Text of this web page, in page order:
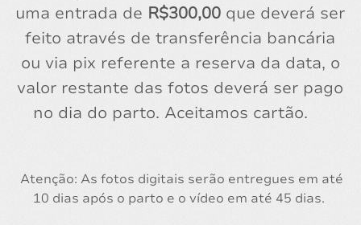
uma entrada de R$300,00 que deverá ser
feito através de transferência bancária
ou via pix referente a reserva da data, o
valor restante das fotos deverá ser pago
no dia do parto. Aceitamos cartão.
Atenção: As fotos digitais serão entregues em até
10 dias após o parto e o vídeo em até 45 dias.